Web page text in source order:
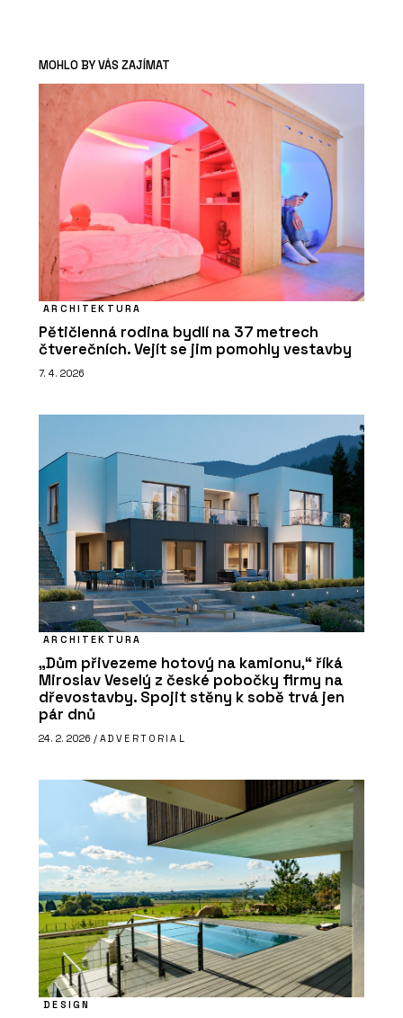
MOHLO BY VÁS ZAJÍMAT
ARCHITEKTURA
Pětičlenná rodina bydlí na 37 metrech
čtverečních. Vejít se jim pomohly vestavby
7. 4. 2026
ARCHITEKTURA
„Dům přivezeme hotový na kamionu,“ říká
Miroslav Veselý z české pobočky firmy na
dřevostavby. Spojit stěny k sobě trvá jen
pár dnů
24. 2. 2026 / ADVERTORIAL
DESIGN